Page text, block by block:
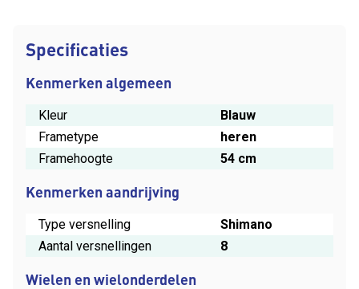
Specificaties
Kenmerken algemeen
Kleur
Blauw
Frametype
heren
Framehoogte
54 cm
Kenmerken aandrijving
Type versnelling
Shimano
Aantal versnellingen
8
Wielen en wielonderdelen